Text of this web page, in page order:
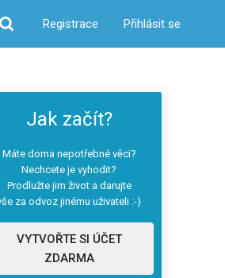
Hledat
Registrace Přihlásit se
Jak začít?
Máte doma nepotřebné věci?
Nechcete je vyhodit?
Prodlužte jim život a darujte
za odvoz jinému uživateli :-)
VYTVOŘTE SI ÚČET
ZDARMA